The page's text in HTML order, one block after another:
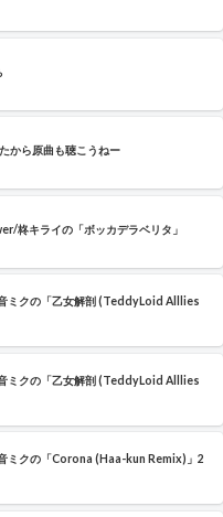
から原曲も聴こうねー
柊キライの「ボッカデラベリタ」
ミクの「乙女解剖 (TeddyLoid Alllies
ミクの「乙女解剖 (TeddyLoid Alllies
ミクの「Corona (Haa-kun Remix)」2